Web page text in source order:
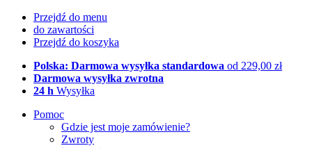
Przejdź do menu
do zawartości
Przejdź do koszyka
Polska: Darmowa wysyłka standardowa od 229,00 zł
Darmowa wysyłka zwrotna
24 h Wysyłka
Pomoc
Gdzie jest moje zamówienie?
Zwroty